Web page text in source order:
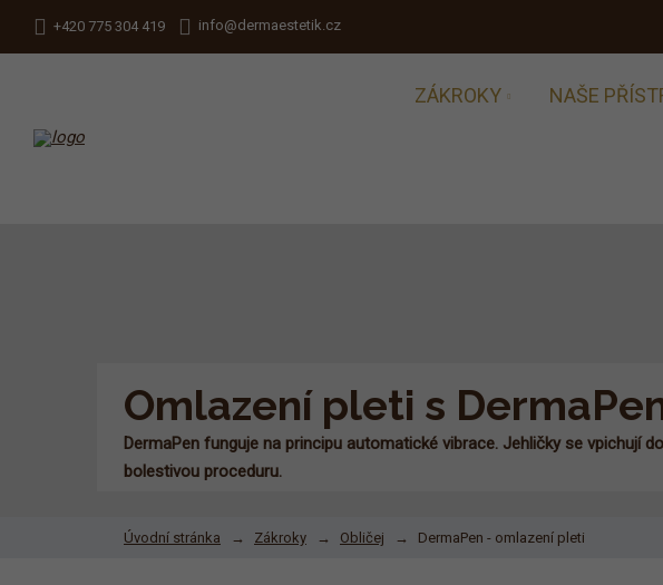
+420 775 304 419 info@dermaestetik.cz
ZÁKROKY NAŠE
Omlazení pleti s
DermaPen funguje na principu automatické vibrace. Jehličky se vpichují
bolestivou proceduru.
Úvodní stránka Zákroky Obličej DermaPen - omlazení pleti